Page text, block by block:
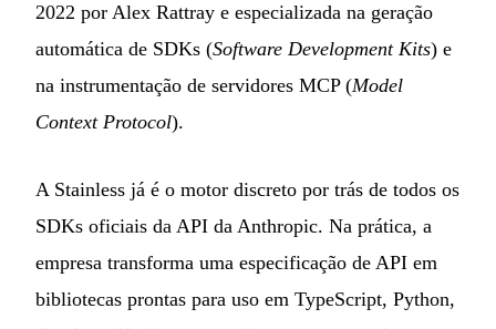
2022 por Alex Rattray e especializada na geração
automática de SDKs (Software Development Kits) e
na instrumentação de servidores MCP (Model
Context Protocol).
A Stainless já é o motor discreto por trás de todos os
SDKs oficiais da API da Anthropic. Na prática, a
empresa transforma uma especificação de API em
bibliotecas prontas para uso em TypeScript, Python,